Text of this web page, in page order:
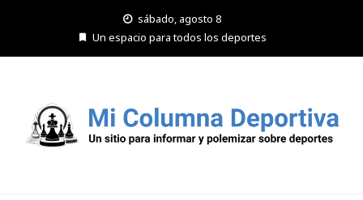
sábado, agosto 8
Un espacio para todos los deportes